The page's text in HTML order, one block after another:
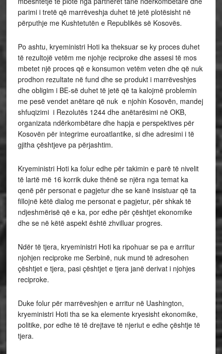
parimi i tretë që marrëveshja duhet të jetë plotësisht në
përputhje me Kushtetutën e Republikës së Kosovës.
Po ashtu, kryeministri Hoti ka theksuar se ky proces duhet
të rezultojë vetëm me njohje reciproke dhe assesi të mos
mbetet një proces që e konsumon vetëm veten dhe që nuk
prodhon rezultate në fund dhe se produkt i marrëveshjes
dhe obligim i BE-së duhet të jetë që ta kalojmë problemin
me pesë vendet anëtare që nuk e njohin Kosovën, mandej
shfuqizimi i Rezolutës 1244 dhe anëtarësimi në OKB,
organizata ndërkombëtare dhe hapja e perspektives për
Kosovën për integrime euroatlantike, si dhe adresimi i të
gjitha çështjeve pa përjashtim.
Kryeministri Hoti ka folur edhe për takimin e parë të nivelit
të lartë më 16 korrik duke thënë se njëra nga temat ka
qenë për personat e pagjetur dhe se kanë insistuar që ta
fillojnë këtë dialog me personat e pagjetur, për shkak të
ndjeshmërisë që e ka, por edhe për çështjet ekonomike
dhe se në këtë aspekt është zhvilluar progres.
Ndër të tjera, kryeministri Hoti ka ripohuar se pa e arritur
njohjen reciproke me Serbinë, nuk mund të adresohen
çështjet e tjera, pasi çështjet e tjera janë derivat i njohjes
reciproke.
Duke folur për marrëveshjen e arritur në Uashington,
kryeministri Hoti tha se ka elemente kryesisht ekonomike,
politike, por edhe të të drejtave të njeriut e edhe çështje të
tjera.